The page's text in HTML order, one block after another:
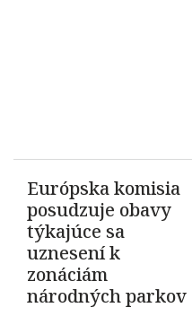
Európska komisia
posudzuje obavy
týkajúce sa
uznesení k
zonáciám
národných parkov